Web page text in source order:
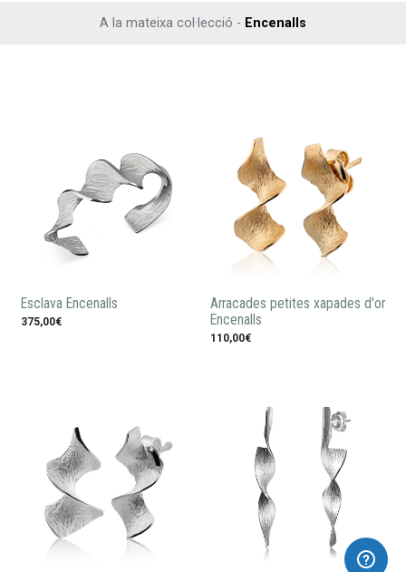
A la mateixa col·lecció - Encenalls
Esclava Encenalls
375,00€
Arracades petites xapades d'or
Encenalls
110,00€